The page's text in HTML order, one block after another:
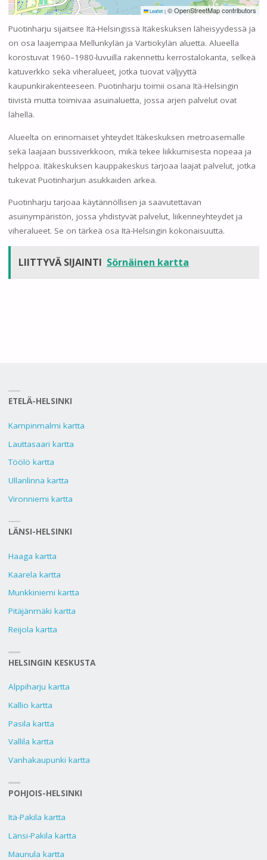
Leaflet |© OpenStreetMap contributors
Puotinharju sijaitsee Itä-Helsingissä Itäkeskuksen läheisyydessä ja
on osa laajempaa Mellunkylän ja Vartiokylän aluetta. Alueella
korostuvat 1960–1980-luvuilla rakennettu kerrostalokanta, selkeä
katuverkko sekä viheralueet, jotka tuovat väljyyttä
kaupunkirakenteeseen. Puotinharju toimii osana Itä-Helsingin
tiivistä mutta toimivaa asuinaluetta, jossa arjen palvelut ovat
lähellä.
Alueelta on erinomaiset yhteydet Itäkeskuksen metroasemalle
sekä laajaan bussiverkkoon, mikä tekee liikkumisesta nopeaa ja
helppoa. Itäkeskuksen kauppakeskus tarjoaa laajat palvelut, jotka
tukevat Puotinharjun asukkaiden arkea.
Puotinharju tarjoaa käytännöllisen ja saavutettavan
asuinympäristön, jossa yhdistyvät palvelut, liikenneyhteydet ja
viheralueet. Se on tärkeä osa Itä-Helsingin kokonaisuutta.
LIITTYVÄ SIJAINTI Sörnäinen kartta
ETELÄ-HELSINKI
Kampinmalmi kartta
Lauttasaari kartta
Töölö kartta
Ullanlinna kartta
Vironniemi kartta
LÄNSI-HELSINKI
Haaga kartta
Kaarela kartta
Munkkiniemi kartta
Pitäjänmäki kartta
Reijola kartta
HELSINGIN KESKUSTA
Alppiharju kartta
Kallio kartta
Pasila kartta
Vallila kartta
Vanhakaupunki kartta
POHJOIS-HELSINKI
Itä-Pakila kartta
Länsi-Pakila kartta
Maunula kartta